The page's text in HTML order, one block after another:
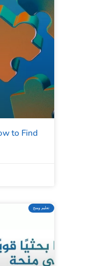
to Find
تعليم ومنح